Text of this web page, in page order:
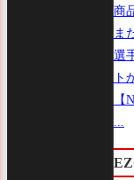
商
ま
選
ト
【
...